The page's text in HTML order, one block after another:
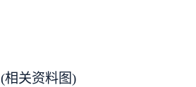
(相关资料图)